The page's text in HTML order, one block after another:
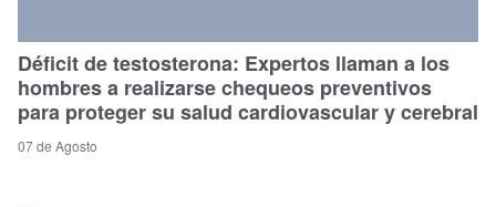
Déficit de testosterona: Expertos llaman a los
hombres a realizarse chequeos preventivos
para proteger su salud cardiovascular y cerebral
07 de Agosto